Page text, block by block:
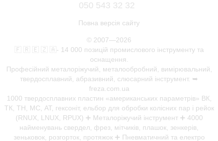
050 543 32 32
Повна версія сайту
© 2007—2026
🇫 🇷 🇪 🇿 🇦- 14 000 позицій промислового інструменту та
оснащення.
Професійний металоріжучий, металообробний, вимірювальний,
твердосплавний, абразивний, слюсарний інструмент. ➥
freza.com.ua
1000 твердосплавних пластин «американських параметрів» ВК,
ТК, ТН, МС, АТ, гексоніт, ельбор для обробки колісних пар і рейок
(RNUX, LNUX, RPUX) ➕ Металоріжучий інструмент ➕ 4000
найменувань свердел, фрез, мітчиків, плашок, зенкерів,
зеньковок, розгорток, протяжок ➕ Пневматичний та електро